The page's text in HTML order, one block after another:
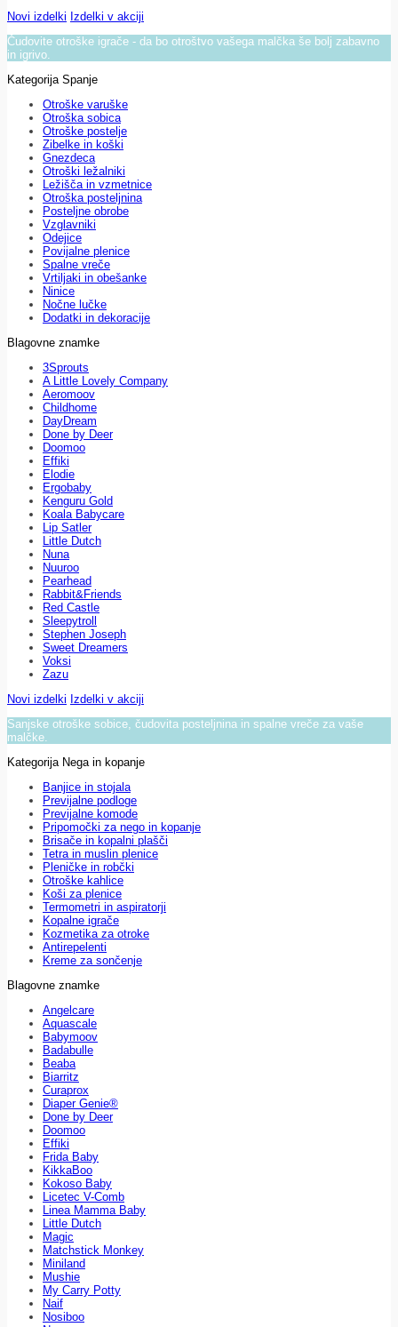
Novi izdelki Izdelki v akciji
Čudovite otroške igrače - da bo otroštvo vašega malčka še bolj zabavno
in igrivo.
Kategorija Spanje
Otroške varuške
Otroška sobica
Otroške postelje
Zibelke in koški
Gnezdeca
Otroški ležalniki
Ležišča in vzmetnice
Otroška posteljnina
Posteljne obrobe
Vzglavniki
Odejice
Povijalne plenice
Spalne vreče
Vrtiljaki in obešanke
Ninice
Nočne lučke
Dodatki in dekoracije
Blagovne znamke
3Sprouts
A Little Lovely Company
Aeromoov
Childhome
DayDream
Done by Deer
Doomoo
Effiki
Elodie
Ergobaby
Kenguru Gold
Koala Babycare
Lip Satler
Little Dutch
Nuna
Nuuroo
Pearhead
Rabbit&Friends
Red Castle
Sleepytroll
Stephen Joseph
Sweet Dreamers
Voksi
Zazu
Novi izdelki Izdelki v akciji
Sanjske otroške sobice, čudovita posteljnina in spalne vreče za vaše
malčke.
Kategorija Nega in kopanje
Banjice in stojala
Previjalne podloge
Previjalne komode
Pripomočki za nego in kopanje
Brisače in kopalni plašči
Tetra in muslin plenice
Pleničke in robčki
Otroške kahlice
Koši za plenice
Termometri in aspiratorji
Kopalne igrače
Kozmetika za otroke
Antirepelenti
Kreme za sončenje
Blagovne znamke
Angelcare
Aquascale
Babymoov
Badabulle
Beaba
Biarritz
Curaprox
Diaper Genie®
Done by Deer
Doomoo
Effiki
Frida Baby
KikkaBoo
Kokoso Baby
Licetec V-Comb
Linea Mamma Baby
Little Dutch
Magic
Matchstick Monkey
Miniland
Mushie
My Carry Potty
Naif
Nosiboo